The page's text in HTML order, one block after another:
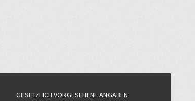
GESETZLICH VORGESEHENE ANGABEN